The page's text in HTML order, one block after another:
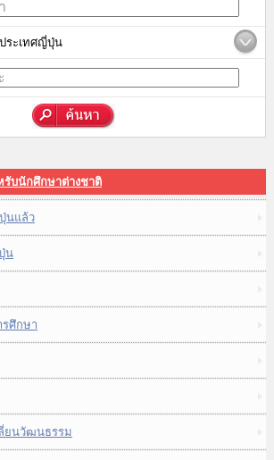
ระเทศญี่ปุ่น
รับนักศึกษาต่างชาติ
นแล้ว
น
ศึกษา
ยนวัฒนธรรม